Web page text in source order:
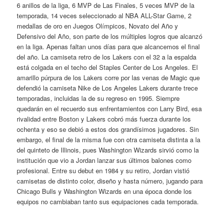
6 anillos de la liga, 6 MVP de Las Finales, 5 veces MVP de la
temporada, 14 veces seleccionado al NBA ALL-Star Game, 2
medallas de oro en Juegos Olímpicos, Novato del Año y
Defensivo del Año, son parte de los múltiples logros que alcanzó
en la liga. Apenas faltan unos días para que alcancemos el final
del año. La camiseta retro de los Lakers con el 32 a la espalda
está colgada en el techo del Staples Center de Los Angeles. El
amarillo púrpura de los Lakers corre por las venas de Magic que
defendió la camiseta Nike de Los Angeles Lakers durante trece
temporadas, incluidas la de su regreso en 1995. Siempre
quedarán en el recuerdo sus enfrentamientos con Larry Bird, esa
rivalidad entre Boston y Lakers cobró más fuerza durante los
ochenta y eso se debió a estos dos grandísimos jugadores. Sin
embargo, el final de la misma fue con otra camiseta distinta a la
del quinteto de Illinois, pues Washington Wizards sirvió como la
institución que vio a Jordan lanzar sus últimos balones como
profesional. Entre su debut en 1984 y su retiro, Jordan vistió
camisetas de distinto color, diseño y hasta número, jugando para
Chicago Bulls y Washington Wizards en una época donde los
equipos no cambiaban tanto sus equipaciones cada temporada.